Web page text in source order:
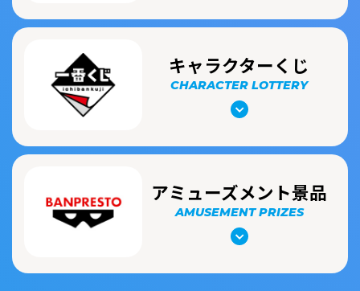
キャラクターくじ
CHARACTER LOTTERY
アミューズメント景品
AMUSEMENT PRIZES